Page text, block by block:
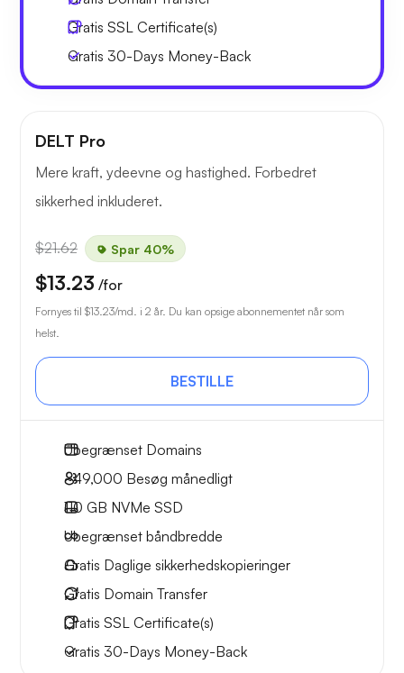
Gratis SSL Certificate(s)
Gratis 30-Days Money-Back
DELT Pro
Mere kraft, ydeevne og hastighed. Forbedret
sikkerhed inkluderet.
$21.62 Spar 40%
$13.23 /for
Fornyes til $13.23/md. i 2 år. Du kan opsige abonnementet når som
helst.
BESTILLE
Ubegrænset Domains
~49,000 Besøg månedligt
110 GB NVMe SSD
Ubegrænset båndbredde
Gratis Daglige sikkerhedskopieringer
Gratis Domain Transfer
Gratis SSL Certificate(s)
Gratis 30-Days Money-Back